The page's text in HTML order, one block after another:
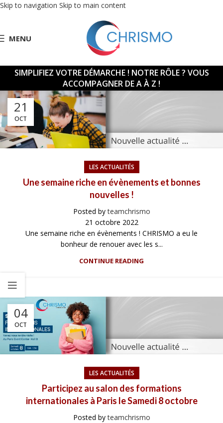
Skip to navigation Skip to main content
MENU
SIMPLIFIEZ VOTRE DÉMARCHE ! NOTRE RÔLE ? VOUS
ACCOMPAGNER DE A À Z !
21
OCT
LES ACTUALITÉS
Une semaine riche en évènements et bonnes
nouvelles !
Posted by teamchrismo
21 octobre 2022
Une semaine riche en évènements ! CHRISMO a eu le
bonheur de renouer avec les s...
CONTINUE READING
04
OCT
LES ACTUALITÉS
Participez au salon des formations
internationales à Paris le Samedi 8 octobre
Posted by teamchrismo